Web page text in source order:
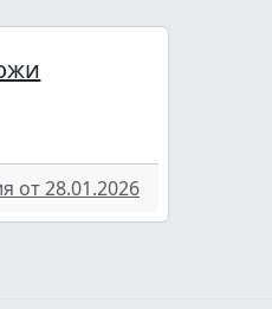
от 28.01.2026